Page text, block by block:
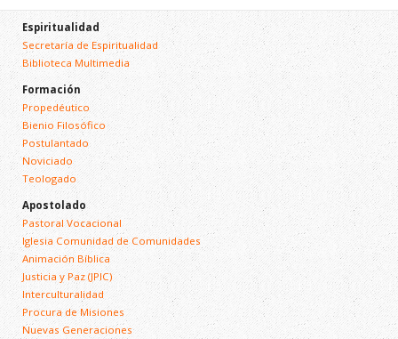
Espiritualidad
Secretaría de Espiritualidad
Biblioteca Multimedia
Formación
Propedéutico
Bienio Filosófico
Postulantado
Noviciado
Teologado
Apostolado
Pastoral Vocacional
Iglesia Comunidad de Comunidades
Animación Bíblica
Justicia y Paz (JPIC)
Interculturalidad
Procura de Misiones
Nuevas Generaciones